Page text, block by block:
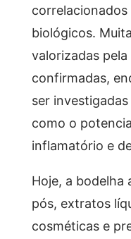
biológicos.
valorizadas
confirmadas,
ser
como o
inflamatório e
Hoje, a bodelha
pós, extratos
cosméticas e